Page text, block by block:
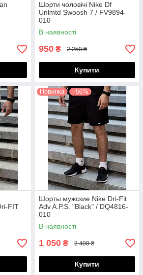
Шорти чоловічі Nike Df
Unlmtd Swoosh 7 / FV9894-
010
В наявності
950 ₴ 2 250 ₴
Купити
FIT
Новинка –56%
Шорты мужские Nike Dri-Fit
Adv A.P.S. "Black" / DQ4816-
010
В наявності
1 050 ₴ 2 400 ₴
Купити